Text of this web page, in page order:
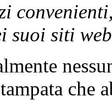
suoi siti
che